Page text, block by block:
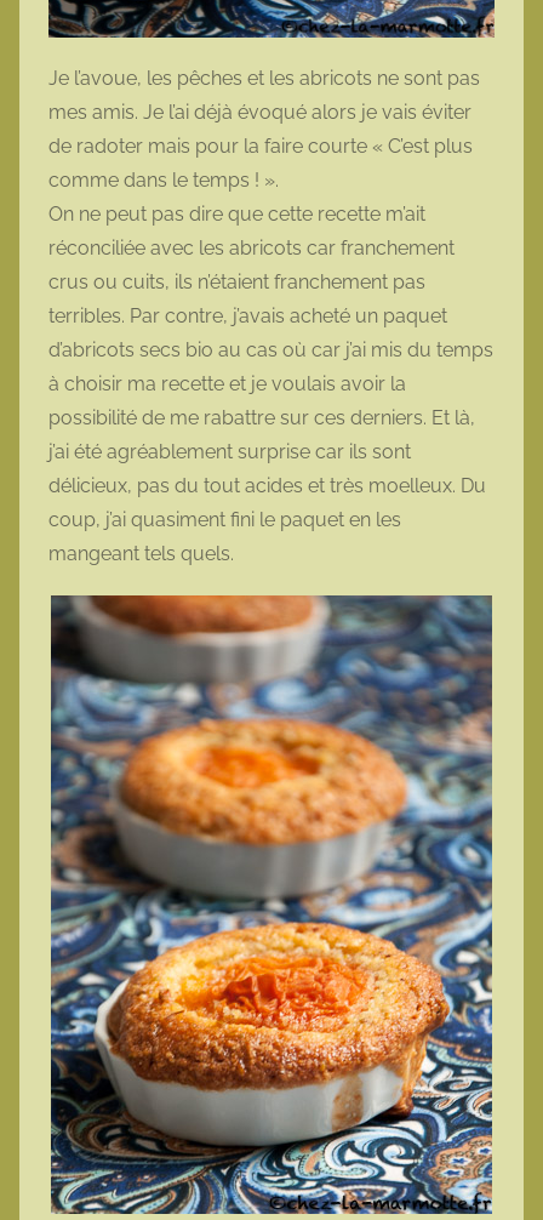
Je l’avoue, les pêches et les abricots ne sont pas
mes amis. Je l’ai déjà évoqué alors je vais éviter
de radoter mais pour la faire courte « C’est plus
comme dans le temps ! ».
On ne peut pas dire que cette recette m’ait
réconciliée avec les abricots car franchement
crus ou cuits, ils n’étaient franchement pas
terribles. Par contre, j’avais acheté un paquet
d’abricots secs bio au cas où car j’ai mis du temps
à choisir ma recette et je voulais avoir la
possibilité de me rabattre sur ces derniers. Et là,
j’ai été agréablement surprise car ils sont
délicieux, pas du tout acides et très moelleux. Du
coup, j’ai quasiment fini le paquet en les
mangeant tels quels.